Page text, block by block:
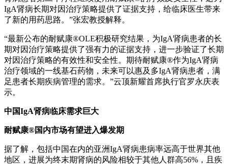
IgA肾病长期对因治疗策略提供了证据支持，给临床医生带来
了新的用药思路。”张宏教授解释。
“最新公布的耐赋康®OLE积极研究结果，为IgA肾病患者的长
期对因治疗策略提供了强有力的证据支持，进一步验证了长期
对因治疗策略的有效性和安全性。期待耐赋康®作为IgA肾病
治疗领域的一线基石药物，未来可以惠及多IgA肾病患者，满
足患者长期疾病管理的需求。”云顶新耀首席执行官罗永庆表
示。
中国IgA肾病临床需求巨大
耐赋康®国内市场有望进入爆发期
据了解，包括中国在内的亚洲IgA肾病患病率远高于世界其他
地区，进展为终末期肾病的风险相较于其他人群高56%，且疾